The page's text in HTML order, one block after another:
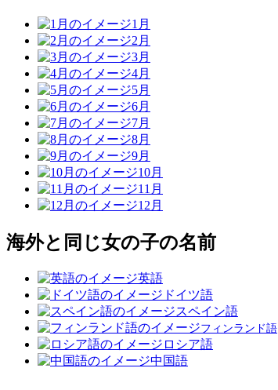
1月
2月
3月
4月
5月
6月
7月
8月
9月
10月
11月
12月
海外と同じ女の子の名前
英語
ドイツ語
スペイン語
フィンランド語
ロシア語
中国語